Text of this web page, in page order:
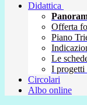
Didattica
Offerta
Piano
Le
I progetti
Circolari
Albo online